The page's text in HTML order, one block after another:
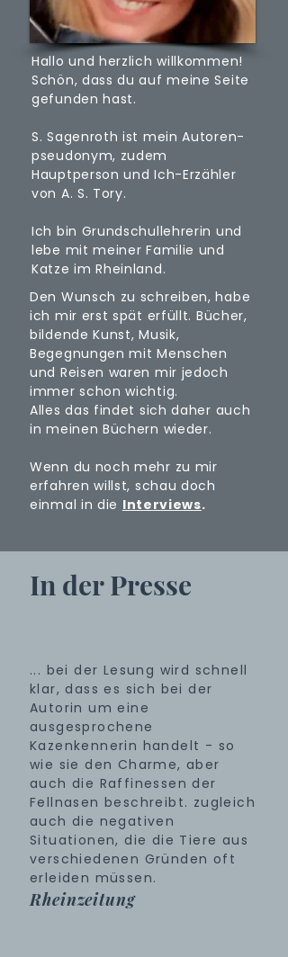
Hallo und herzlich willkommen!
Schön, dass du auf meine Seite
gefunden hast.
S. Sagenroth ist mein Autoren-
pseudonym, zudem
Hauptperson und Ich-Erzähler
von A. S. Tory.
Ich bin Grundschullehrerin und
lebe mit meiner Familie und
Katze im Rheinland.
Den Wunsch zu schreiben, habe
ich mir erst spät erfüllt. Bücher,
bildende Kunst, Musik,
Begegnungen mit Menschen
und Reisen waren mir jedoch
immer schon wichtig.
Alles das findet sich daher auch
in meinen Büchern wieder.
Wenn du noch mehr zu mir
erfahren willst, schau doch
einmal in die Interviews.
In der Presse
... bei der Lesung wird schnell
klar, dass es sich bei der
Autorin um eine
ausgesprochene
Kazenkennerin handelt - so
wie sie den Charme, aber
auch die Raffinessen der
Fellnasen beschreibt. zugleich
auch die negativen
Situationen, die die Tiere aus
verschiedenen Gründen oft
erleiden müssen.
Rheinzeitung